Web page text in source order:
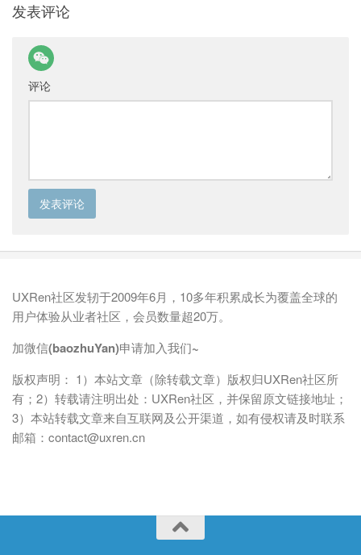
发表评论
评论
UXRen社区发轫于2009年6月，10多年积累成长为覆盖全球的
用户体验从业者社区，会员数量超20万。
加微信(baozhuYan)申请加入我们~
版权声明： 1）本站文章（除转载文章）版权归UXRen社区所
有；2）转载请注明出处：UXRen社区，并保留原文链接地址；
3）本站转载文章来自互联网及公开渠道，如有侵权请及时联系
邮箱：contact@uxren.cn